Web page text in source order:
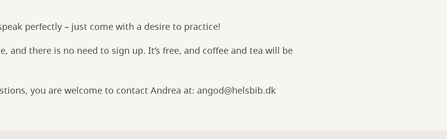
perfectly – just come with a desire to practice!
and there is no need to sign up. It’s free, and coffee and tea will be
you are welcome to contact Andrea at: angod@helsbib.dk